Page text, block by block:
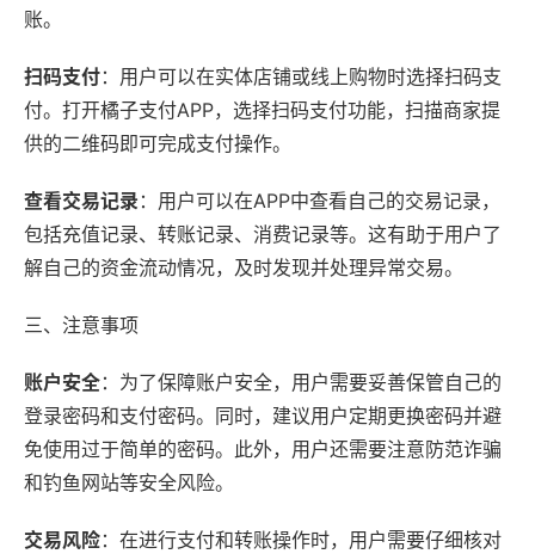
账。
扫码支付：用户可以在实体店铺或线上购物时选择扫码支
付。打开橘子支付APP，选择扫码支付功能，扫描商家提
供的二维码即可完成支付操作。
查看交易记录 ：用户可以在APP中查看自己的交易记录，
包括充值记录、转账记录、消费记录等。这有助于用户了
解自己的资金流动情况，及时发现并处理异常交易。
三、注意事项
账户安全：为了保障账户安全，用户需要妥善保管自己的
登录密码和支付密码。同时，建议用户定期更换密码并避
免使用过于简单的密码。此外，用户还需要注意防范诈骗
和钓鱼网站等安全风险。
交易风险：在进行支付和转账操作时，用户需要仔细核对